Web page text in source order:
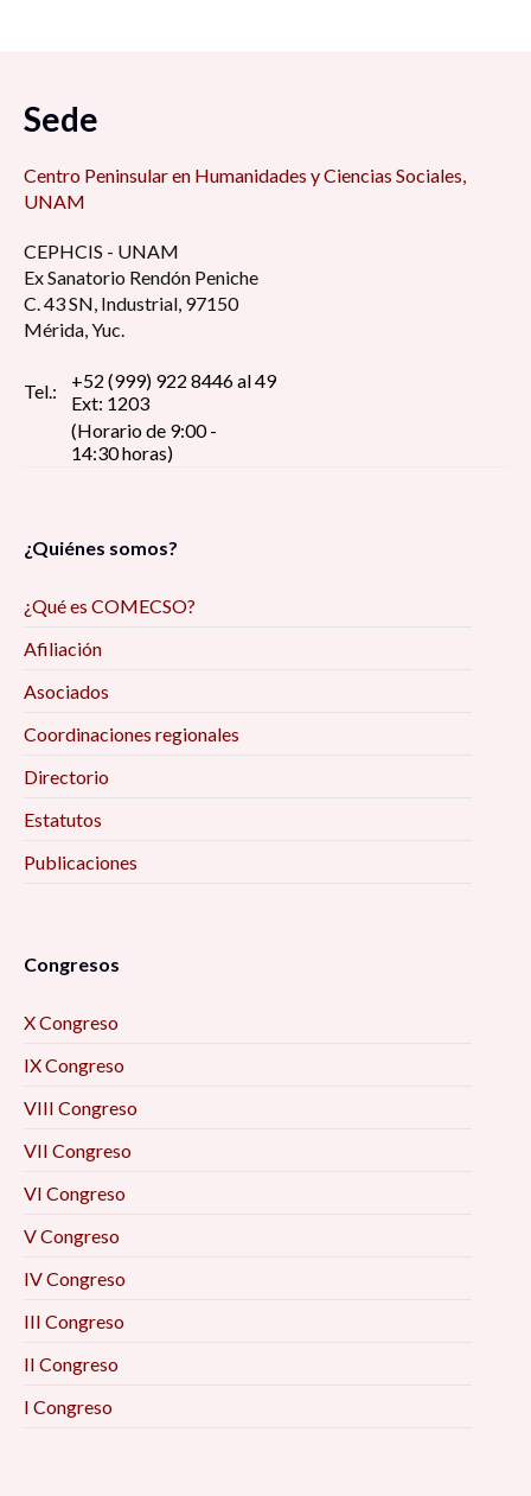
Sede
Centro Peninsular en Humanidades y Ciencias Sociales,
UNAM
CEPHCIS - UNAM
Ex Sanatorio Rendón Peniche
C. 43 SN, Industrial, 97150
Mérida, Yuc.
Tel.:
+52 (999) 922 8446 al 49
Ext: 1203
(Horario de 9:00 -
14:30 horas)
¿Quiénes somos?
¿Qué es COMECSO?
Afiliación
Asociados
Coordinaciones regionales
Directorio
Estatutos
Publicaciones
Congresos
X Congreso
IX Congreso
VIII Congreso
VII Congreso
VI Congreso
V Congreso
IV Congreso
III Congreso
II Congreso
I Congreso